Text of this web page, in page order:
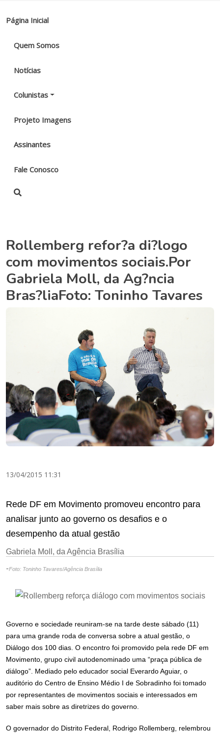
Página Inicial
Quem Somos
Notícias
Colunistas
Projeto Imagens
Assinantes
Fale Conosco
Rollemberg refor?a di?logo
com movimentos sociais.Por
Gabriela Moll, da Ag?ncia
Bras?liaFoto: Toninho Tavares
13/04/2015 11:31
Rede DF em Movimento promoveu encontro para
analisar junto ao governo os desafios e o
desempenho da atual gestão
Gabriela Moll, da Agência Brasília
-Foto: Toninho Tavares/Agência Brasília
Governo e sociedade reuniram-se na tarde deste sábado (11)
para uma grande roda de conversa sobre a atual gestão, o
Diálogo dos 100 dias. O encontro foi promovido pela rede DF em
Movimento, grupo civil autodenominado uma “praça pública de
diálogo”. Mediado pelo educador social Everardo Aguiar, o
auditório do Centro de Ensino Médio I de Sobradinho foi tomado
por representantes de movimentos sociais e interessados em
saber mais sobre as diretrizes do governo.
O governador do Distrito Federal, Rodrigo Rollemberg, relembrou